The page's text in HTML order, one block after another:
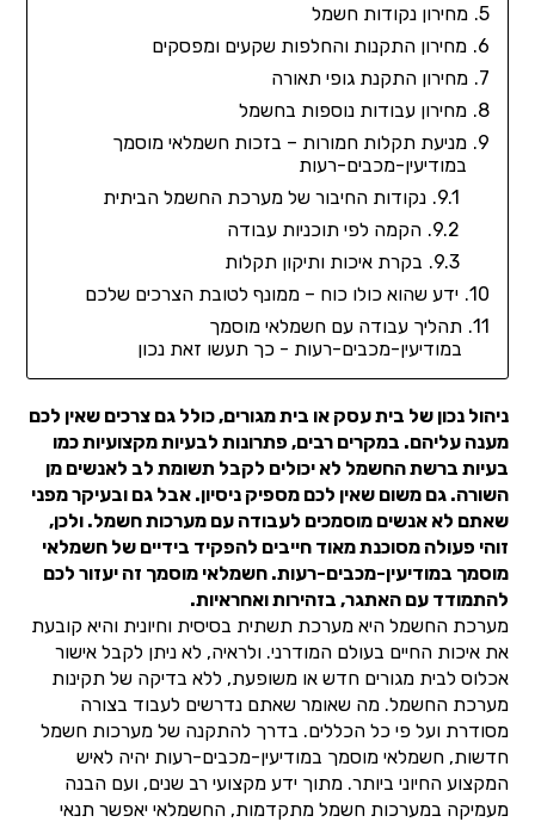
מחירון נקודות חשמל
מחירון התקנות והחלפות שקעים ומפסקים
מחירון התקנת גופי תאורה
מחירון עבודות נוספות בחשמל
מניעת תקלות חמורות – בזכות חשמלאי מוסמך
במודיעין-מכבים-רעות
נקודות החיבור של מערכת החשמל הביתית
הקמה לפי תוכניות עבודה
בקרת איכות ותיקון תקלות
ידע שהוא כולו כוח – ממונף לטובת הצרכים שלכם
תהליך עבודה עם חשמלאי מוסמך
במודיעין-מכבים-רעות - כך תעשו זאת נכון
ניהול נכון של בית עסק או בית מגורים, כולל גם צרכים שאין לכם
מענה עליהם. במקרים רבים, פתרונות לבעיות מקצועיות כמו
בעיות ברשת החשמל לא יכולים לקבל תשומת לב לאנשים מן
השורה. גם משום שאין לכם מספיק ניסיון. אבל גם ובעיקר מפני
שאתם לא אנשים מוסמכים לעבודה עם מערכות חשמל. ולכן,
זוהי פעולה מסוכנת מאוד חייבים להפקיד בידיים של חשמלאי
מוסמך במודיעין-מכבים-רעות. חשמלאי מוסמך זה יעזור לכם
להתמודד עם האתגר, בזהירות ואחראיות.
מערכת החשמל היא מערכת תשתית בסיסית וחיונית והיא קובעת
את איכות החיים בעולם המודרני. ולראיה, לא ניתן לקבל אישור
אכלוס לבית מגורים חדש או משופעת, ללא בדיקה של תקינות
מערכת החשמל. מה שאומר שאתם נדרשים לעבוד בצורה
מסודרת ועל פי כל הכללים. בדרך להתקנה של מערכות חשמל
חדשות, חשמלאי מוסמך במודיעין-מכבים-רעות יהיה לאיש
המקצוע החיוני ביותר. מתוך ידע מקצועי רב שנים, ועם הבנה
מעמיקה במערכות חשמל מתקדמות, החשמלאי יאפשר תנאי